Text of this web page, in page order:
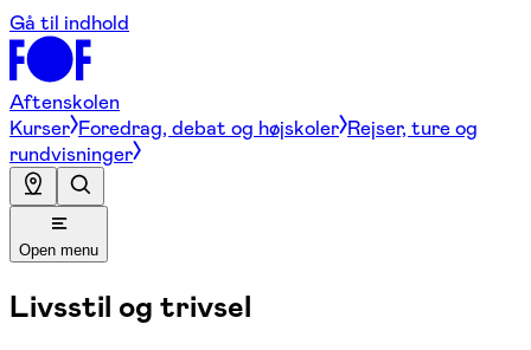
Gå til indhold
Aftenskolen
Kurser Foredrag, debat og højskoler Rejser, ture og
rundvisninger
Open menu
Livsstil og trivsel